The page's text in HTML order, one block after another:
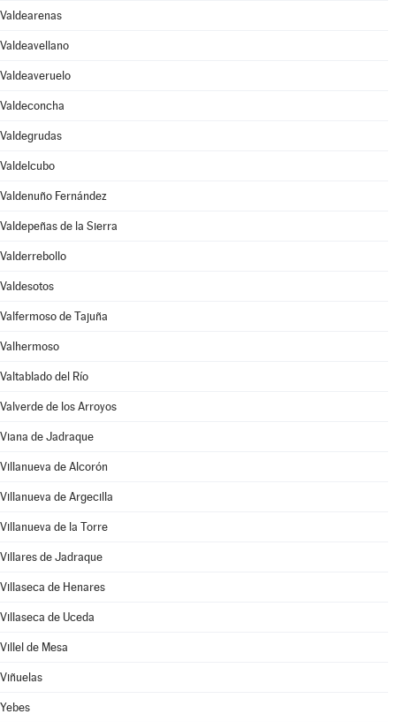
Valdearenas
Valdeavellano
Valdeaveruelo
Valdeconcha
Valdegrudas
Valdelcubo
Valdenuño Fernández
Valdepeñas de la Sierra
Valderrebollo
Valdesotos
Valfermoso de Tajuña
Valhermoso
Valtablado del Río
Valverde de los Arroyos
Viana de Jadraque
Villanueva de Alcorón
Villanueva de Argecilla
Villanueva de la Torre
Villares de Jadraque
Villaseca de Henares
Villaseca de Uceda
Villel de Mesa
Viñuelas
Yebes